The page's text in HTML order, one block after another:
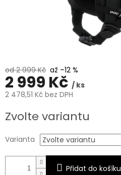
od 2 999 Kč až –12 %
2 999 Kč / ks
2 478,51 Kč bez DPH
cena:
Zvolte variantu
Varianta
Přidat do košíku